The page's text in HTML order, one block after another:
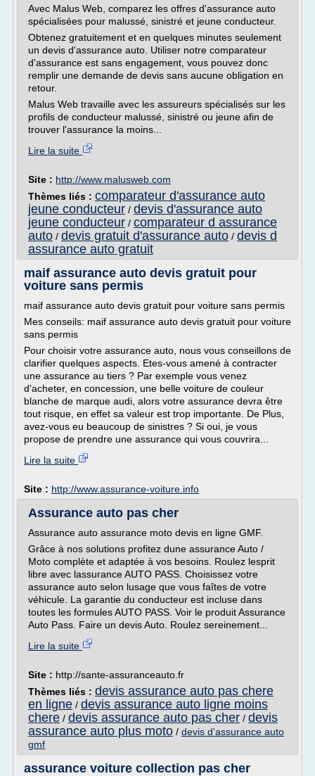
Avec Malus Web, comparez les offres d'assurance auto
spécialisées pour malussé, sinistré et jeune conducteur.
Obtenez gratuitement et en quelques minutes seulement
un devis d'assurance auto. Utiliser notre comparateur
d'assurance est sans engagement, vous pouvez donc
remplir une demande de devis sans aucune obligation en
retour.
Malus Web travaille avec les assureurs spécialisés sur les
profils de conducteur malussé, sinistré ou jeune afin de
trouver l'assurance la moins...
Lire la suite
Site : http://www.malusweb.com
Thèmes liés : comparateur d'assurance auto
jeune conducteur / devis d'assurance auto
jeune conducteur / comparateur d assurance
auto / devis gratuit d'assurance auto / devis d
assurance auto gratuit
maif assurance auto devis gratuit pour
voiture sans permis
maif assurance auto devis gratuit pour voiture sans permis
Mes conseils: maif assurance auto devis gratuit pour voiture
sans permis
Pour choisir votre assurance auto, nous vous conseillons de
clarifier quelques aspects. Etes-vous amené à contracter
une assurance au tiers ? Par exemple vous venez
d'acheter, en concession, une belle voiture de couleur
blanche de marque audi, alors votre assurance devra être
tout risque, en effet sa valeur est trop importante. De Plus,
avez-vous eu beaucoup de sinistres ? Si oui, je vous
propose de prendre une assurance qui vous couvrira...
Lire la suite
Site : http://www.assurance-voiture.info
Assurance auto pas cher
Assurance auto assurance moto devis en ligne GMF.
Grâce à nos solutions profitez dune assurance Auto /
Moto complète et adaptée à vos besoins. Roulez lesprit
libre avec lassurance AUTO PASS. Choisissez votre
assurance auto selon lusage que vous faîtes de votre
véhicule. La garantie du conducteur est incluse dans
toutes les formules AUTO PASS. Voir le produit Assurance
Auto Pass. Faire un devis Auto. Roulez sereinement...
Lire la suite
Site : http://sante-assuranceauto.fr
Thèmes liés : devis assurance auto pas chere
en ligne / devis assurance auto ligne moins
chere / devis assurance auto pas cher / devis
assurance auto plus moto / devis d'assurance auto
gmf
assurance voiture collection pas cher